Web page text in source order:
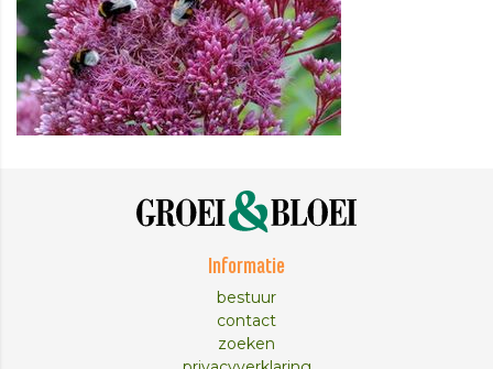
Informatie
bestuur
contact
zoeken